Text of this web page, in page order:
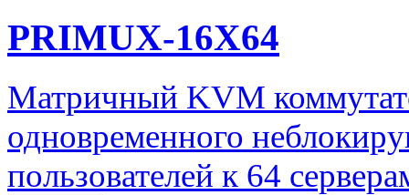
PRIMUX-16X64
Матричный KVM
одновременного
пользователей к 64